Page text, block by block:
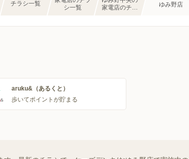
チラシ一覧
シ一覧
家電店のチラ
ゆみ野店
aruku&（あるくと）
歩いてポイントが貯まる